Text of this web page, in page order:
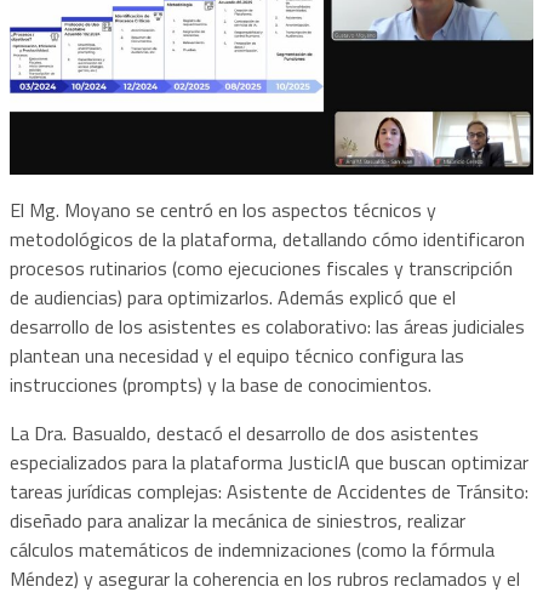
El Mg. Moyano se centró en los aspectos técnicos y
metodológicos de la plataforma, detallando cómo identificaron
procesos rutinarios (como ejecuciones fiscales y transcripción
de audiencias) para optimizarlos. Además explicó que el
desarrollo de los asistentes es colaborativo: las áreas judiciales
plantean una necesidad y el equipo técnico configura las
instrucciones (prompts) y la base de conocimientos.
La Dra. Basualdo, destacó el desarrollo de dos asistentes
especializados para la plataforma JusticIA que buscan optimizar
tareas jurídicas complejas: Asistente de Accidentes de Tránsito:
diseñado para analizar la mecánica de siniestros, realizar
cálculos matemáticos de indemnizaciones (como la fórmula
Méndez) y asegurar la coherencia en los rubros reclamados y el